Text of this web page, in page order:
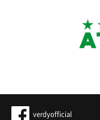
verdyofficial